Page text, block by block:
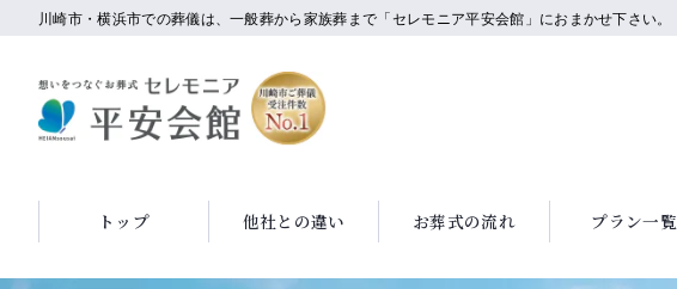
川崎市・横浜市での葬儀は、一般葬から家族葬まで「セレモニア平安会館」におまかせ下さい。
トップ 他社との違い お葬式の流れ プラン一覧